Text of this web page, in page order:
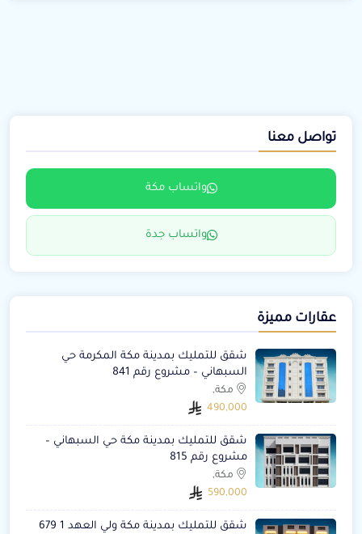
تواصل معنا
واتساب مكة
واتساب جدة
عقارات مميزة
شقق للتمليك بمدينة مكة المكرمة حي
السبهاني – مشروع رقم 841
مكة,
490,000
شقق للتمليك بمدينة مكة حي السبهاني –
مشروع رقم 815
مكة,
590,000
شقق للتمليك بمدينة مكة ولي العهد 1 679